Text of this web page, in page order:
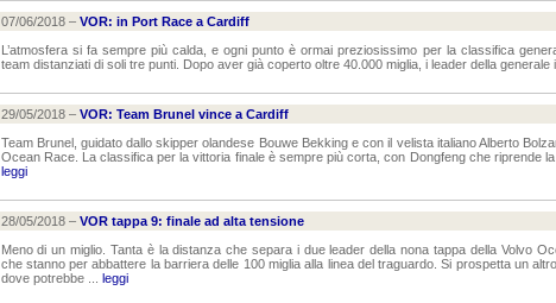
07/06/2018 – VOR: in Port Race a Cardiff
L’atmosfera si fa sempre più calda, e ogni punto è ormai preziosissimo per la classifica
team distanziati di soli tre punti. Dopo aver già coperto oltre 40.000 miglia, i leader della generale
29/05/2018 – VOR: Team Brunel vince a Cardiff
Team Brunel, guidato dallo skipper olandese Bouwe Bekking e con il velista italiano Alberto
Ocean Race. La classifica per la vittoria finale è sempre più corta, con Dongfeng che riprende
leggi
28/05/2018 – VOR tappa 9: finale ad alta tensione
Meno di un miglio. Tanta è la distanza che separa i due leader della nona tappa della Volvo
che stanno per abbattere la barriera delle 100 miglia alla linea del traguardo. Si prospetta un
dove potrebbe ... leggi